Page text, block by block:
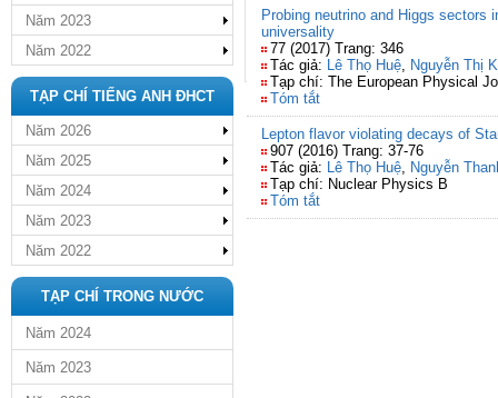
Năm 2023
Năm 2022
TẠP CHÍ TIẾNG ANH ĐHCT
Năm 2026
Năm 2025
Năm 2024
Năm 2023
Năm 2022
TẠP CHÍ TRONG NƯỚC
Năm 2024
Năm 2023
Probing neutrino and Higgs sectors
universality
77 (2017) Trang: 346
Tác giả: Lê Thọ Huệ, Nguyễn Thị
Tạp chí: The European Physical
Tóm tắt
Lepton flavor violating decays of
907 (2016) Trang: 37-76
Tác giả: Lê Thọ Huệ, Nguyễn
Tạp chí: Nuclear Physics B
Tóm tắt